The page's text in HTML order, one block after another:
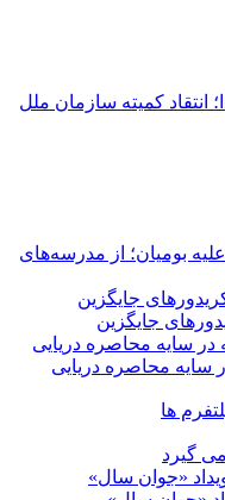
کمیته سازمان ملل
بومیان؛ از مدرسه‌های
جایگزین
ها
گیرد